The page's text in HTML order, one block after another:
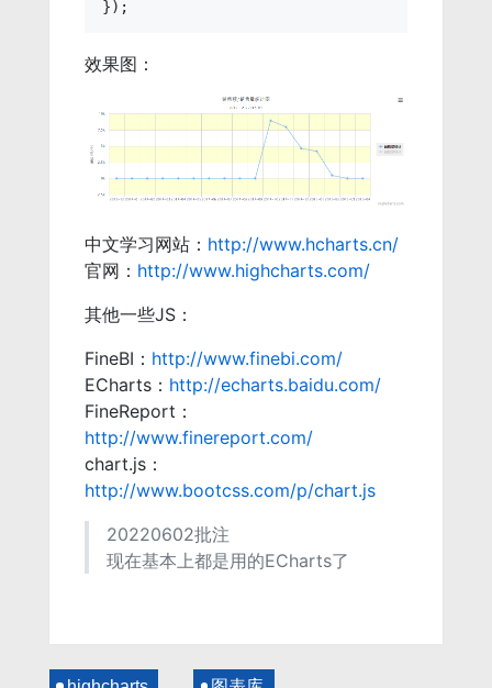
效果图：
中文学习网站： http://www.hcharts.cn/
官网： http://www.highcharts.com/
其他一些JS：
FineBI： http://www.finebi.com/
ECharts： http://echarts.baidu.com/
FineReport：
http://www.finereport.com/
chart.js：
http://www.bootcss.com/p/chart.js
20220602批注
现在基本上都是用的ECharts了